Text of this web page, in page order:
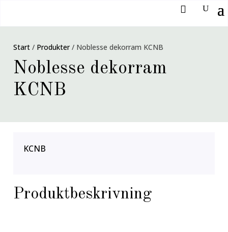
Start / Produkter/ Noblesse dekorram KCNB
Noblesse dekorram
KCNB
Produktbeskrivning
KCNB